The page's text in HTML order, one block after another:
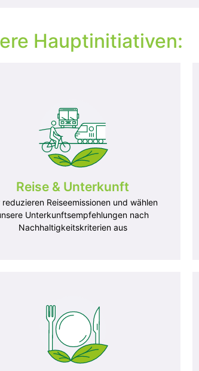
Hauptinitiativen:
Reise & Unterkunft
reduzieren Reiseemissionen und wählen
Unterkunftsempfehlungen nach
Nachhaltigkeitskriterien aus
und Unterkunft
Veranstaltungsort ist mit Ladestationen für
ausgestattet.
Veranstaltungsort verfügt über Parkplätze